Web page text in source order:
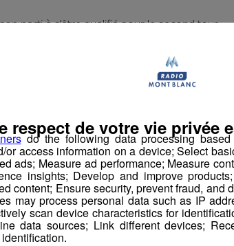
parti à s’être qualifié pour le second tour.
en 2019, a fait un retour gagnant.
sortant, Xavier Roseren, de la majorité
générale pour le second tour, dimanche.
do the following data processing
or access information on a device; Select
ads; Measure ad performance; Measure
insights; Develop and improve
content; Ensure security, prevent fraud, and
may process personal data such as IP
scan device characteristics for
data sources; Link different devices;
respect de votre vie privée